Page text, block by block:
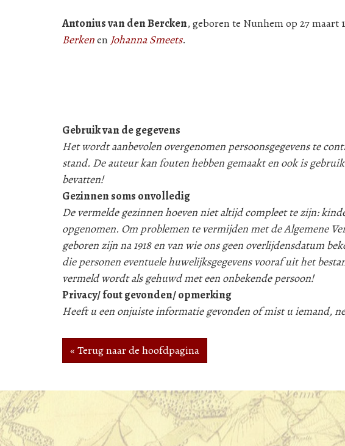
Antonius van den Bercken, geboren te Nunhem op 27 maart
Berkenen Johanna Smeets.
Gebruik van de gegevens
Het wordt aanbevolen overgenomen persoonsgegevens te
stand. De auteur kan fouten hebben gemaakt en ook is
bevatten!
Gezinnen soms onvolledig
De vermelde gezinnen hoeven niet altijd compleet te zijn:
opgenomen. Om problemen te vermijden met de Algemene
geboren zijn na 1918 en van wie ons geen overlijdensdatum
die personen eventuele huwelijksgegevens vooraf uit het
vermeld wordt als gehuwd met een onbekende persoon!
Privacy/ fout gevonden/ opmerking
Heeft u een onjuiste informatie gevonden of mist u iemand,
« Terug naar de hoofdpagina